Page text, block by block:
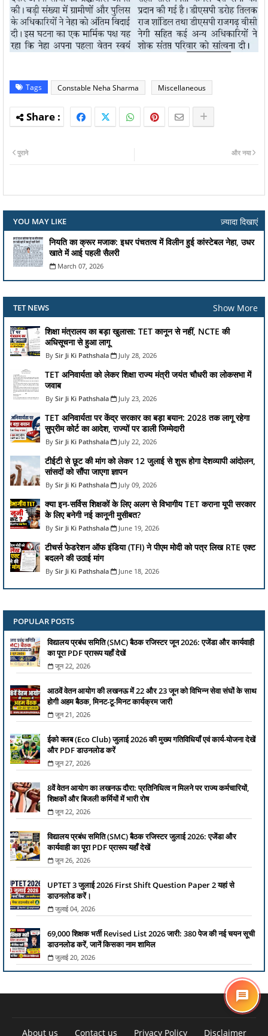
Tags Constable Neha Sharma Miscellaneous
और नया
पुराने
YOU MAY LIKE
ज़्यादा दिखाएं
नियति का क्रूर मजाक: इधर पंचतत्व में विलीन हुई कांस्टेबल नेहा, उधर
खाते में आई पहली सैलरी
March 07, 2026
TET NEWS Show More
शिक्षा मंत्रालय का बड़ा खुलासा: TET कानून से नहीं, NCTE की
अधिसूचना से हुआ लागू
Sir Ji Ki Pathshala July 28, 2026
TET अनिवार्यता को लेकर शिक्षा राज्य मंत्री जयंत चौधरी का लोकसभा में
जवाब
Sir Ji Ki Pathshala July 23, 2026
TET अनिवार्यता पर केंद्र सरकार का बड़ा बयान: 2028 तक लागू रहेगा
सुप्रीम कोर्ट का आदेश, राज्यों पर डाली जिम्मेदारी
Sir Ji Ki Pathshala July 22, 2026
टीईटी से छूट की मांग को लेकर 12 जुलाई से शुरू होगा देशव्यापी आंदोलन,
सांसदों को सौंपा जाएगा ज्ञापन
Sir Ji Ki Pathshala July 09, 2026
क्या इन-सर्विस शिक्षकों के लिए अलग से विभागीय TET कराना यूपी सरकार
के लिए बनेगी नई कानूनी मुसीबत?
Sir Ji Ki Pathshala June 19, 2026
टीचर्स फेडरेशन ऑफ इंडिया (TFI) ने पीएम मोदी को पत्र लिख RTE एक्ट
बदलने की उठाई मांग
Sir Ji Ki Pathshala June 18, 2026
POPULAR POSTS
विद्यालय प्रबंध समिति (SMC) बैठक रजिस्टर जून 2026: एजेंडा और कार्यवाही
का पूरा PDF प्रारूप यहाँ देखें
जून 22, 2026
आठवें वेतन आयोग की लखनऊ में 22 और 23 जून को विभिन्न सेवा संघों के साथ
होगी अहम बैठक, मिनट-टू-मिनट कार्यक्रम जारी
जून 21, 2026
ईको क्लब (Eco Club) जुलाई 2026 की मुख्य गतिविधियाँ एवं कार्य-योजना देखें
और PDF डाउनलोड करें
जून 27, 2026
8वें वेतन आयोग का लखनऊ दौरा: प्रतिनिधित्व न मिलने पर राज्य कर्मचारियों,
शिक्षकों और बिजली कर्मियों में भारी रोष
जून 22, 2026
विद्यालय प्रबंध समिति (SMC) बैठक रजिस्टर जुलाई 2026: एजेंडा और
कार्यवाही का पूरा PDF प्रारूप यहाँ देखें
जून 26, 2026
UPTET 3 जुलाई 2026 First Shift Question Paper 2 यहां से
डाउनलोड करें।
जुलाई 04, 2026
69,000 शिक्षक भर्ती Revised List 2026 जारी: 380 पेज की नई चयन सूची
डाउनलोड करें, जानें किसका नाम शामिल
जुलाई 20, 2026
About us Contact us Privacy Policy Disclaimer